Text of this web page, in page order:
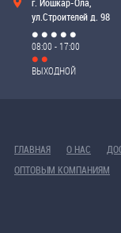
ул.Строителей д. 98
08:00 - 17:00
ВЫХОДНОЙ
ГЛАВНАЯ О НАС
ОПТОВЫМ КОМПАНИЯМ